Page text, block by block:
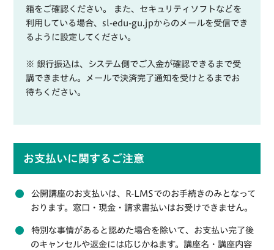
箱をご確認ください。 また、セキュリティソフトなどを
利用している場合、sl-edu-gu.jpからのメールを受信でき
るように設定してください。
※ 銀行振込は、システム側でご入金が確認できるまで受
講できません。メールで決済完了通知を受けとるまでお
待ちください。
お支払いに関するご注意
公開講座のお支払いは、R-LMSでのお手続きのみとなって
おります。窓口・現金・請求書払いはお受けできません。
特別な事情があると認めた場合を除いて、お支払い完了後
のキャンセルや返金には応じかねます。講座名・講座内容